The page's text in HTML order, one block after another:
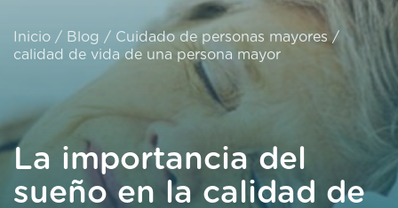
Inicio / Blog / Cuidado de personas mayores /
calidad de vida de una persona mayor
La importancia del
sueño en la calidad de